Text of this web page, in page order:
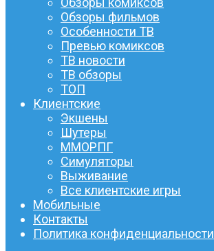
Обзоры фильмов
Особенности ТВ
Превью комиксов
ТВ новости
ТВ обзоры
ТОП
Клиентские
Экшены
Шутеры
ММОРПГ
Симуляторы
Выживание
Все клиентские игры
Мобильные
Контакты
Политика конфиденциальности